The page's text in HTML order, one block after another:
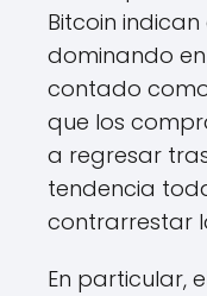
Bitcoin
dominando
contado
que los
a regresar
tendencia
contrarrestar
En particular,